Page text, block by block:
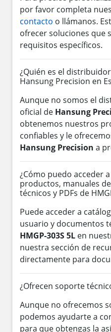
por favor completa
contacto o llámanos.
ofrecer soluciones que
requisitos específicos.
¿Quién es el
Hansung Precision en
Aunque no somos el
oficial de Hansung
obtenemos nuestros
confiables y le
Hansung Precision a
¿Cómo puedo acceder
productos, manuales
técnicos y PDFs de
Puede acceder a
usuario y documentos
HMGP-303S 5L en
nuestra sección de
directamente para
¿Ofrecen soporte
Aunque no ofrecemos
podemos ayudarte a
para que obtengas la